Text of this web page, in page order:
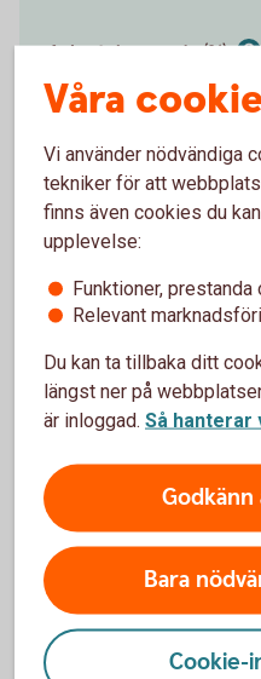
Avkastning per år (%)
Förväntat
172
avkastning
Logga in och
Inte kund än?Bli
Detta är ett
månadssparande i
Våra
Vi använder nödvändiga
tekniker för att
finns även cookies du
upplevelse:
Funktioner,
Relevant
Du kan ta tillbaka ditt
längst ner på
är inloggad. Så hanterar
Godkänn
Bara
Cookie-